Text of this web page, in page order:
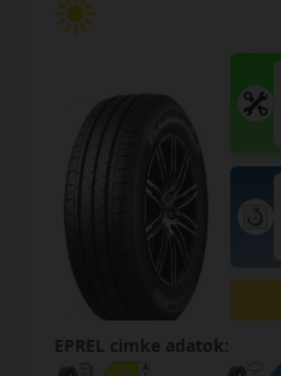
EPREL cimke adatok: